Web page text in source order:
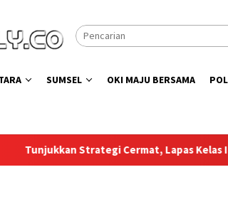
SUMSEL OKI MAJU BERSAMA
Kelas I Palembang Sabet Juara 2 dan